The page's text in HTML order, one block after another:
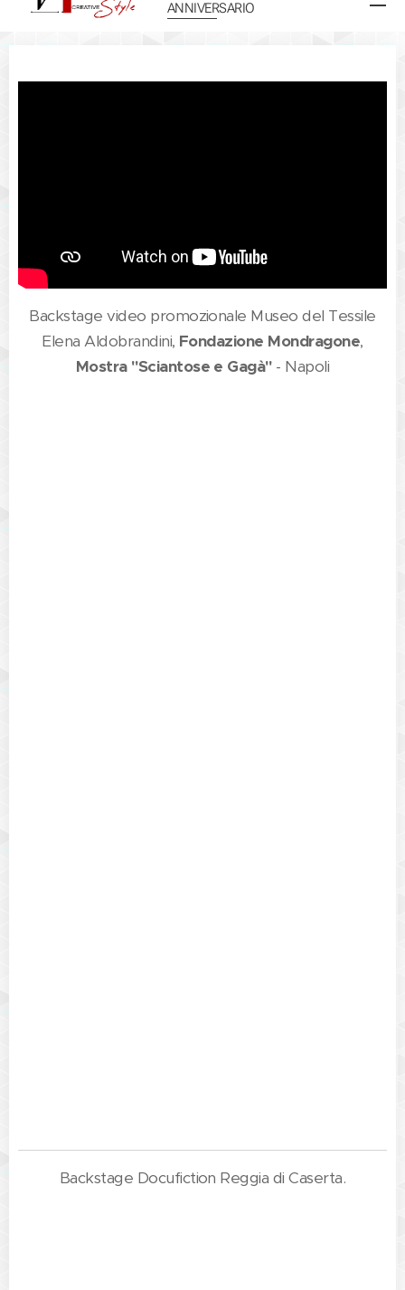
ANNIVERSARIO
Backstage video promozionale Museo del Tessile
Elena Aldobrandini, Fondazione Mondragone,
Mostra "Sciantose e Gagà"- Napoli
Backstage Docufiction Reggia di Caserta.